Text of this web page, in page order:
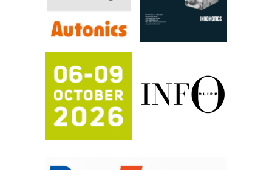
Proizvodnja iC7 Hybrid 1500 VDC
mrežnog pretvarača sa tečnim
hlađenjem
Trajna oznaka kao dugoročna korist
Bezbednost na prvom mestu!
IB BLUMENAUER - više od 40 godina
poverenja u industriji
COMBYPACK